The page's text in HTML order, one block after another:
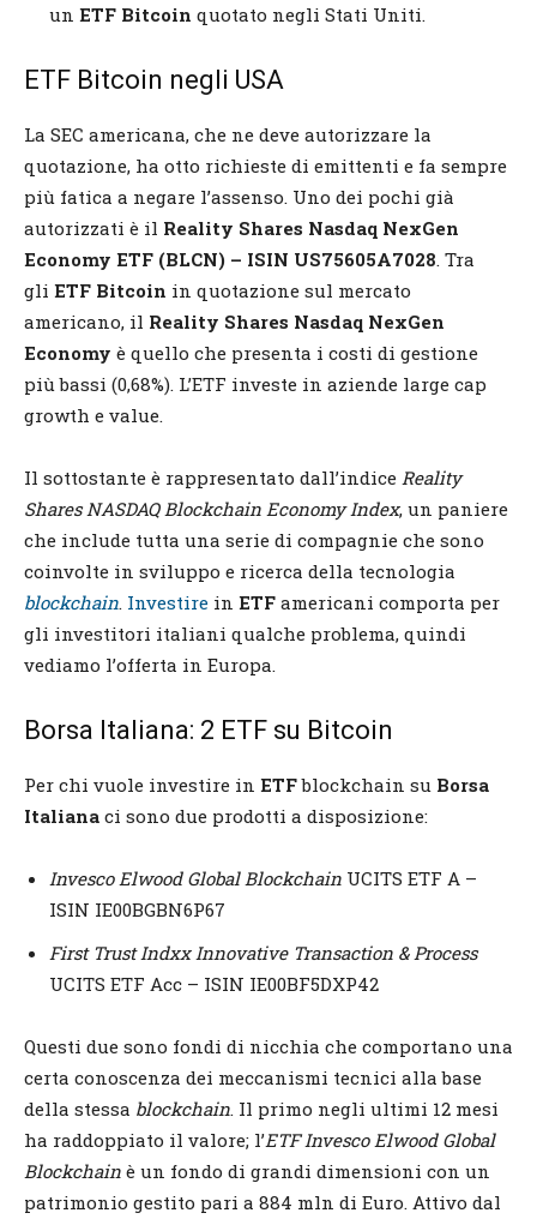
un ETF Bitcoin quotato negli Stati Uniti.
ETF Bitcoin negli USA
La SEC americana, che ne deve autorizzare la
quotazione, ha otto richieste di emittenti e fa sempre
più fatica a negare l’assenso. Uno dei pochi già
autorizzati è il Reality Shares Nasdaq NexGen
Economy ETF (BLCN) – ISIN US75605A7028. Tra
gli ETF Bitcoin in quotazione sul mercato
americano, il Reality Shares Nasdaq NexGen
Economy è quello che presenta i costi di gestione
più bassi (0,68%). L’ETF investe in aziende large cap
growth e value.
Il sottostante è rappresentato dall’indice Reality
Shares NASDAQ Blockchain Economy Index, un paniere
che include tutta una serie di compagnie che sono
coinvolte in sviluppo e ricerca della tecnologia
blockchain. Investire in ETF americani comporta per
gli investitori italiani qualche problema, quindi
vediamo l’offerta in Europa.
Borsa Italiana: 2 ETF su Bitcoin
Per chi vuole investire in ETFblockchain su Borsa
Italiana ci sono due prodotti a disposizione:
Invesco Elwood Global Blockchain UCITS ETF A –
ISIN IE00BGBN6P67
First Trust Indxx Innovative Transaction & Process
UCITS ETF Acc – ISIN IE00BF5DXP42
Questi due sono fondi di nicchia che comportano una
certa conoscenza dei meccanismi tecnici alla base
della stessa blockchain. Il primo negli ultimi 12 mesi
ha raddoppiato il valore; l’ETF Invesco Elwood Global
Blockchain è un fondo di grandi dimensioni con un
patrimonio gestito pari a 884 mln di Euro. Attivo dal